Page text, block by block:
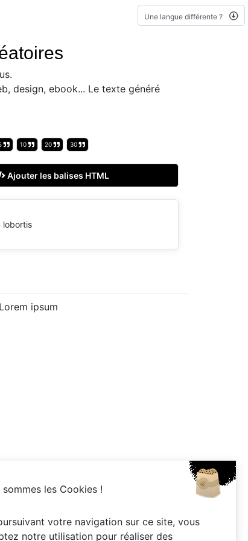
Une langue différente ?
design, ebook... Le texte généré
10 20 30
Ajouter les balises HTML
lobortis
Lorem ipsum
sommes les Cookies !
votre navigation sur ce site, vous
notre utilisation pour réaliser des